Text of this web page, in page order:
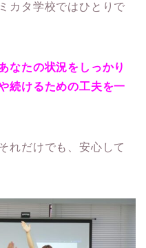
カタ学校ではひとりで
なたの状況をしっかり
続けるための工夫を一
れだけでも、安心して